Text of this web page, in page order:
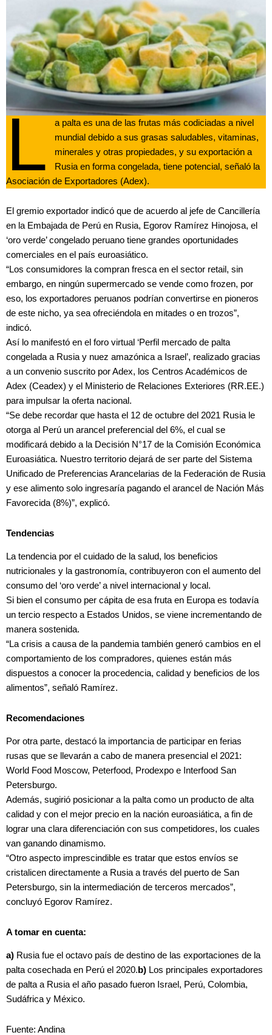
L
a palta es una de las frutas más codiciadas a nivel
mundial debido a sus grasas saludables, vitaminas,
minerales y otras propiedades, y su exportación a
Rusia en forma congelada, tiene potencial, señaló la
Asociación de Exportadores (Adex).
El gremio exportador indicó que de acuerdo al jefe de Cancillería
en la Embajada de Perú en Rusia, Egorov Ramírez Hinojosa, el
‘oro verde’ congelado peruano tiene grandes oportunidades
comerciales en el país euroasiático.
“Los consumidores la compran fresca en el sector retail, sin
embargo, en ningún supermercado se vende como frozen, por
eso, los exportadores peruanos podrían convertirse en pioneros
de este nicho, ya sea ofreciéndola en mitades o en trozos”,
indicó.
Así lo manifestó en el foro virtual ‘Perfil mercado de palta
congelada a Rusia y nuez amazónica a Israel’, realizado gracias
a un convenio suscrito por Adex, los Centros Académicos de
Adex (Ceadex) y el Ministerio de Relaciones Exteriores (RR.EE.)
para impulsar la oferta nacional.
“Se debe recordar que hasta el 12 de octubre del 2021 Rusia le
otorga al Perú un arancel preferencial del 6%, el cual se
modificará debido a la Decisión N°17 de la Comisión Económica
Euroasiática. Nuestro territorio dejará de ser parte del Sistema
Unificado de Preferencias Arancelarias de la Federación de Rusia
y ese alimento solo ingresaría pagando el arancel de Nación Más
Favorecida (8%)”, explicó.
Tendencias
La tendencia por el cuidado de la salud, los beneficios
nutricionales y la gastronomía, contribuyeron con el aumento del
consumo del ‘oro verde’ a nivel internacional y local.
Si bien el consumo per cápita de esa fruta en Europa es todavía
un tercio respecto a Estados Unidos, se viene incrementando de
manera sostenida.
“La crisis a causa de la pandemia también generó cambios en el
comportamiento de los compradores, quienes están más
dispuestos a conocer la procedencia, calidad y beneficios de los
alimentos”, señaló Ramírez.
Recomendaciones
Por otra parte, destacó la importancia de participar en ferias
rusas que se llevarán a cabo de manera presencial el 2021:
World Food Moscow, Peterfood, Prodexpo e Interfood San
Petersburgo.
Además, sugirió posicionar a la palta como un producto de alta
calidad y con el mejor precio en la nación euroasiática, a fin de
lograr una clara diferenciación con sus competidores, los cuales
van ganando dinamismo.
“Otro aspecto imprescindible es tratar que estos envíos se
cristalicen directamente a Rusia a través del puerto de San
Petersburgo, sin la intermediación de terceros mercados”,
concluyó Egorov Ramírez.
A tomar en cuenta:
a) Rusia fue el octavo país de destino de las exportaciones de la
palta cosechada en Perú el 2020. b) Los principales exportadores
de palta a Rusia el año pasado fueron Israel, Perú, Colombia,
Sudáfrica y México.
Fuente: Andina